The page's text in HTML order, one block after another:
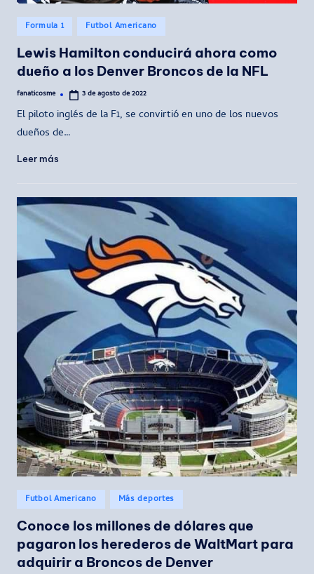
Publicado
en
Formula 1 Futbol Americano
Lewis Hamilton conducirá ahora como
dueño a los Denver Broncos de la NFL
Publicado
fanaticosme 3 de agosto de 2022
El piloto inglés de la F1, se convirtió en uno de los nuevos
dueños de…
Leer más
Publicado
en
Futbol Americano Más deportes
Conoce los millones de dólares que
pagaron los herederos de WaltMart para
adquirir a Broncos de Denver